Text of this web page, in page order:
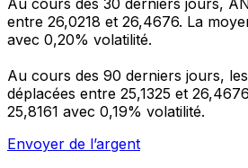
entre 26,0218 et 26,4676. La
avec 0,20% volatilité.
Au cours des 90 derniers jours,
déplacées entre 25,1325 et
25,8161 avec 0,19% volatilité.
Envoyer de l’argent